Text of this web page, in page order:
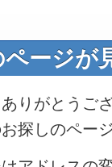
ページが
りがとうご
探しのペー